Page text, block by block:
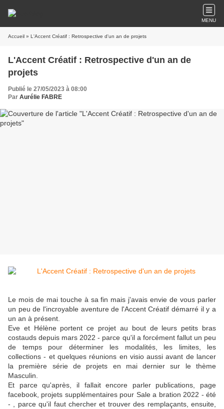
MENU
Accueil » L'Accent Créatif : Retrospective d'un an de projets
L'Accent Créatif : Retrospective d'un an de
projets
Publié le 27/05/2023 à 08:00
Par Aurélie FABRE
Le mois de mai touche à sa fin mais j'avais envie de vous parler
un peu de l'incroyable aventure de l'Accent Créatif démarré il y a
un an à présent.
Eve et Hélène portent ce projet au bout de leurs petits bras
costauds depuis mars 2022 - parce qu'il a forcément fallut un peu
de temps pour déterminer les modalités, les limites, les
collections - et quelques réunions en visio aussi avant de lancer
la première série de projets en mai dernier sur le thème
Masculin.
Et parce qu'après, il fallait encore parler publications, page
facebook, projets supplémentaires pour Sale a bration 2022 - été
- , parce qu'il faut chercher et trouver des remplaçants, ensuite,